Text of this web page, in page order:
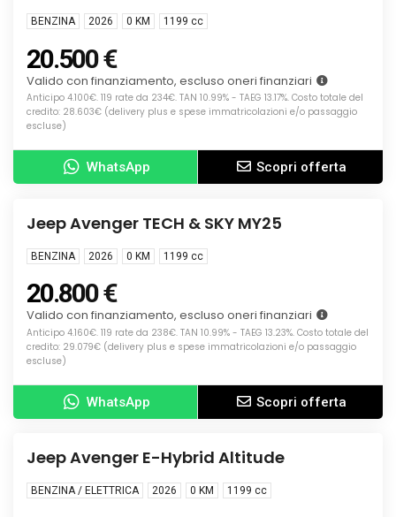
BENZINA 2026 0 KM 1199 cc
20.500 €
Valido con finanziamento, escluso oneri finanziari
Anticipo 4.100€. 119 rate da 234€. TAN 10.99% - TAEG 13.17%. Costo totale del
credito: 28.603€ (delivery plus e spese immatricolazioni e/o passaggio
escluse)
WhatsApp Scopri offerta
KM0
Info
Jeep Avenger TECH & SKY MY25
BENZINA 2026 0 KM 1199 cc
20.800 €
Valido con finanziamento, escluso oneri finanziari
Anticipo 4.160€. 119 rate da 238€. TAN 10.99% - TAEG 13.23%. Costo totale del
credito: 29.079€ (delivery plus e spese immatricolazioni e/o passaggio
escluse)
WhatsApp Scopri offerta
KM0
Info
Jeep Avenger E-Hybrid Altitude
BENZINA / ELETTRICA 2026 0 KM 1199 cc